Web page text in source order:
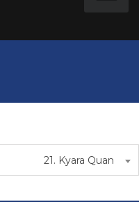
21. Kyara Quan